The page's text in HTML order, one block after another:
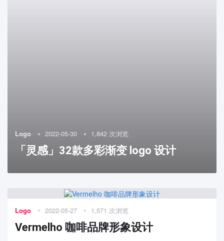
Logo 2022-05-30 1,842 次浏览
「灵感」32款多彩渐变 logo 设计
Logo 2022-05-27 1,571 次浏览
Vermelho 咖啡品牌形象设计